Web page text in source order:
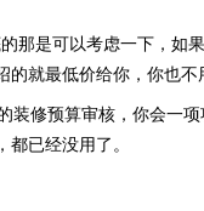
那是可以考虑一下，如
就最低价给你，你也
修预算审核，你会一
已经没用了。